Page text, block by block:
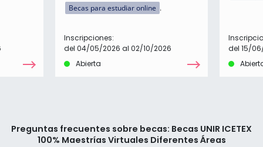
Becas para estudiar online
Inscripciones:
del 04/05/2026 al 02/10/2026
Abierta
del 15/
Preguntas frecuentes sobre becas: Becas UNIR ICETEX
100% Maestrías Virtuales Diferentes Áreas